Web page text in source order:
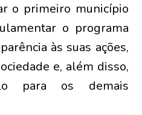
o primeiro município
o programa
às suas ações,
e, além disso,
para os demais